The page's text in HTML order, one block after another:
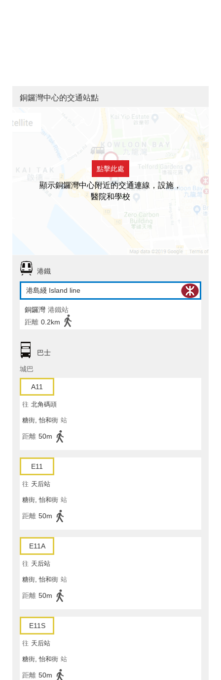
銅鑼灣中心的交通站點
點擊此處
顯示銅鑼灣中心附近的交通連線，設施，
醫院和學校
港鐵
港島綫 Island line
銅鑼灣 港鐵站
距離 0.2km
巴士
城巴
A11
往 北角碼頭
糖街, 怡和街 站
距離 50m
E11
往 天后站
糖街, 怡和街 站
距離 50m
E11A
往 天后站
糖街, 怡和街 站
距離 50m
E11S
往 天后站
糖街, 怡和街 站
距離 50m